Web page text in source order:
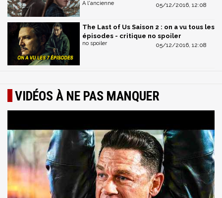
05/12/2016, 12:08
A l'ancienne
The Last of Us Saison 2 : on a vu tous les
épisodes - critique no spoiler
05/12/2016, 12:08
no spoiler
VIDÉOS À NE PAS MANQUER